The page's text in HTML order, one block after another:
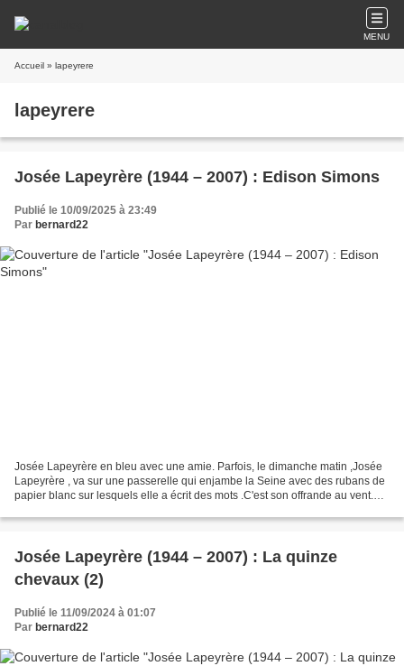
MENU
Accueil » lapeyrere
lapeyrere
Josée Lapeyrère (1944 – 2007) : Edison Simons
Publié le 10/09/2025 à 23:49
Par bernard22
Josée Lapeyrère en bleu avec une amie. Parfois, le dimanche matin ,Josée
Lapeyrère , va sur une passerelle qui enjambe la Seine avec des rubans de
papier blanc sur lesquels elle a écrit des mots .C'est son offrande au vent.
Josée Lapeyrère (1944 – 2007) : La quinze
chevaux (2)
Publié le 11/09/2024 à 01:07
Par bernard22